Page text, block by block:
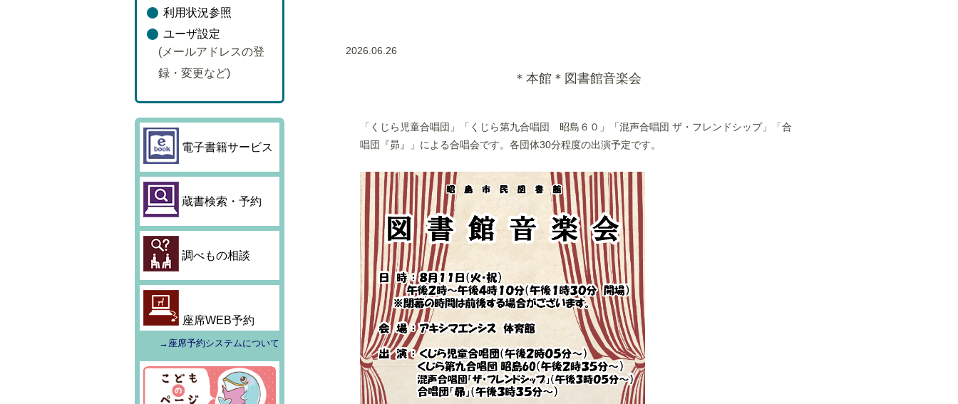
利用状況参照
ユーザ設定
(メールアドレスの登
録・変更など)
電子書籍サービス
蔵書検索・予約
調べもの相談
座席WEB予約
→座席予約システムについて
2026.06.26
＊本館＊図書館音楽会
「くじら児童合唱団」「くじら第九合唱団 昭島６０」「混声合唱団 ザ・フレンドシップ」「合
唱団『昴』」による合唱会です。各団体30分程度の出演予定です。